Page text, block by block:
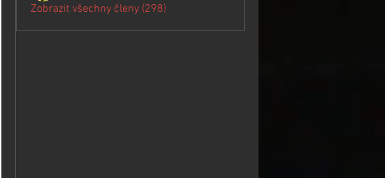
Zobrazit všechny členy (298)